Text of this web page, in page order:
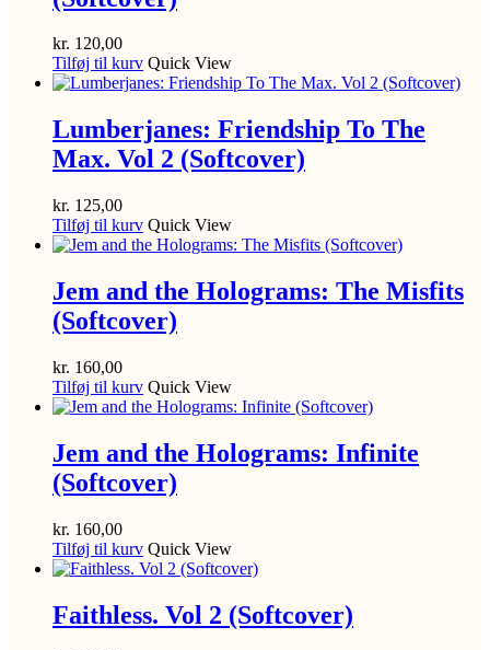
kr. 120,00
Tilføj til kurv Quick View
Lumberjanes: Friendship To The
Max. Vol 2 (Softcover)
kr. 125,00
Tilføj til kurv Quick View
Jem and the Holograms: The Misfits
(Softcover)
kr. 160,00
Tilføj til kurv Quick View
Jem and the Holograms: Infinite
(Softcover)
kr. 160,00
Tilføj til kurv Quick View
Faithless. Vol 2 (Softcover)